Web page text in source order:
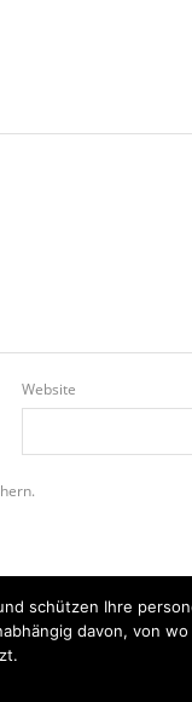
Website
schützen Ihre
davon, von wo